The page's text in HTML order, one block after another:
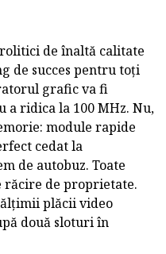
de înaltă calitate
de succes pentru toți
grafic va fi
ridica la 100 MHz. Nu,
module rapide
cedat la
de autobuz. Toate
răcire de proprietate.
plăcii video
două sloturi în